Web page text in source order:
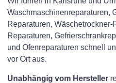
Waschmaschinenreparaturen,
Reparaturen,
Reparaturen,
und Ofenreparaturen schnell
vor Ort aus.
Unabhängig vom Hersteller